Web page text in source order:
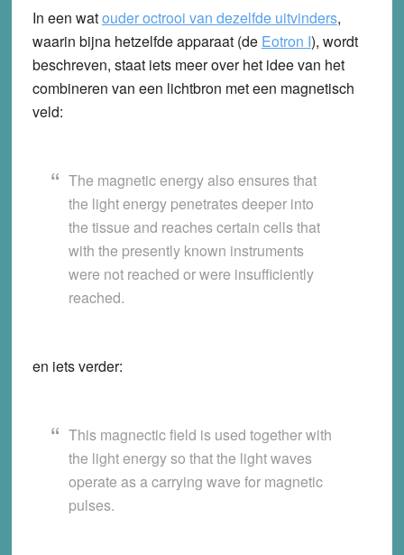
In een watouder octrooi van dezelfde uitvinders,
waarin bijna hetzelfde apparaat (de Eotron I), wordt
beschreven, staat iets meer over het idee van het
combineren van een lichtbron met een magnetisch
veld:
The magnetic energy also ensures that
the light energy penetrates deeper into
the tissue and reaches certain cells that
with the presently known instruments
were not reached or were insufficiently
reached.
en iets verder:
This magnectic field is used together with
the light energy so that the light waves
operate as a carrying wave for magnetic
pulses.